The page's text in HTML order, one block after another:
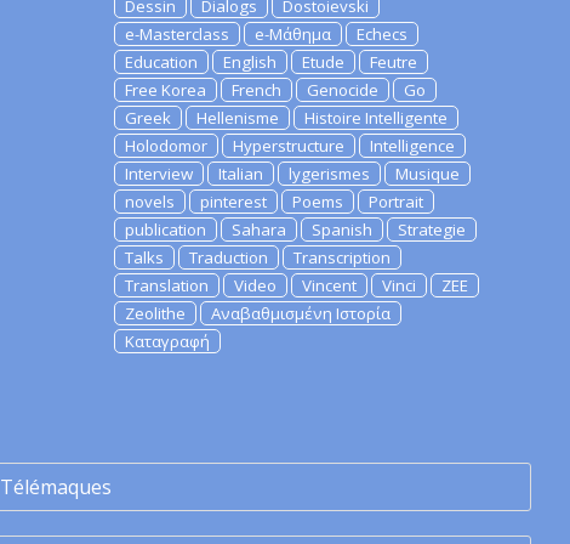
Dessin
Dialogs
Dostoievski
e-Masterclass
e-Μάθημα
Echecs
Education
English Etude
Feutre
Free Korea
French Genocide
Go
Greek
Hellenisme
Histoire Intelligente
Holodomor
Hyperstructure
Intelligence
Interview
Italian lygerismes
Musique
novels
pinterest Poems
Portrait
publication
Sahara Spanish
Strategie
Talks
Traduction
Transcription
Translation
Video Vincent Vinci
ZEE
Zeolithe
Αναβαθμισμένη Ιστορία
Καταγραφή
Télémaques